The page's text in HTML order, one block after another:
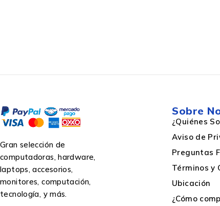
Estándar Wi-Fi
Wifi
Wi-Fi estándares
Gran selección de
computadoras, hardware,
laptops, accesorios,
monitores, computación,
tecnología, y más.
Sobre
¿Quiénes
Aviso de
Preguntas
Términos y
Ubicación
¿Cómo